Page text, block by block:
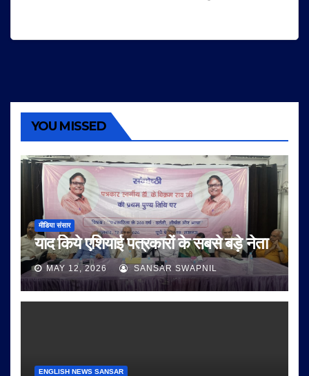
YOU MISSED
मीडिया संसार
याद किये एशियाई पत्रकारों के सबसे बड़े नेता
MAY 12, 2026 SANSAR SWAPNIL
ENGLISH NEWS SANSAR